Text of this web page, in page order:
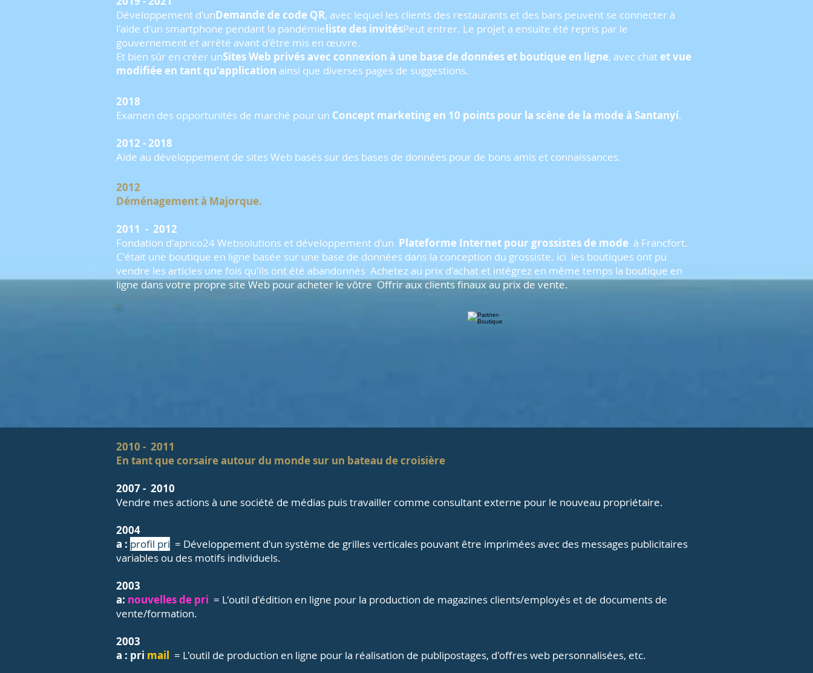
Développement d'unDemande de code QR, avec lequel les clients des restaurants et des bars peuvent se connecter à
l'aide d'un smartphone pendant la pandémieliste des invitésPeut entrer. Le projet a ensuite été repris par le
gouvernement et arrêté avant d'être mis en œuvre.
Et bien sûr en créer unSites Web privés avec connexion à une base de données et boutique en ligne, avec chat et vue
modifiée en tant qu'application ainsi que diverses pages de suggestions.
2018
Examen des opportunités de marché pour un Concept marketing en 10 points pour la scène de la mode à Santanyí.
2012 - 2018
Aide au développement de sites Web basés sur des bases de données pour de bons amis et connaissances.
2012
Déménagement à Majorque.
2011 - 2012
Fondation d'aprico24 Websolutions et développement d'un Plateforme Internet pour grossistes de mode à Francfort.
C'était une boutique en ligne basée sur une base de données dans la conception du grossiste. ici les boutiques ont pu
vendre les articles une fois qu'ils ont été abandonnés Achetez au prix d'achat et intégrez en même temps la boutique en
ligne dans votre propre site Web pour acheter le vôtre Offrir aux clients finaux au prix de vente.
2010 - 2011
En tant que corsaire autour du monde sur un bateau de croisière
2007 - 2010
Vendre mes actions à une société de médias puis travailler comme consultant externe pour le nouveau propriétaire.
2004
a : profil pri = Développement d'un système de grilles verticales pouvant être imprimées avec des messages publicitaires
variables ou des motifs individuels.
2003
a: nouvelles de pri = L'outil d'édition en ligne pour la production de magazines clients/employés et de documents de
vente/formation.
2003
a : pri mail = L'outil de production en ligne pour la réalisation de publipostages, d'offres web personnalisées, etc.